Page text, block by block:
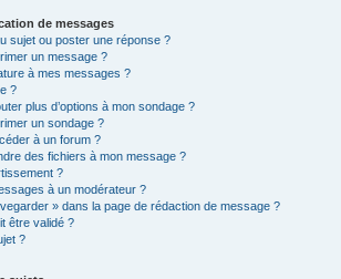
de messages
sujet ou poster une réponse ?
un message ?
à mes messages ?
?
plus d’options à mon sondage ?
un sondage ?
à un forum ?
des fichiers à mon message ?
?
à un modérateur ?
» dans la page de rédaction de message ?
être validé ?
?